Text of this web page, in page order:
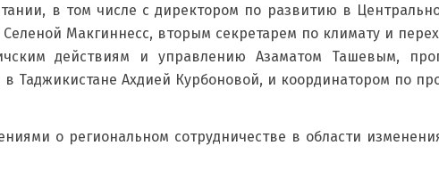
в том числе с директором по развитию в
Макгиннесс, вторым секретарем по климату и
действиям и управлению Азаматом Ташевым,
Таджикистане Ахдией Курбоновой, и координатором по
о региональном сотрудничестве в области